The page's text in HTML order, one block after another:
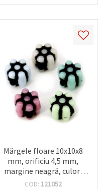
Mărgele floare 10x10x8
mm, orificiu 4,5 mm,
margine neagră, culori
MIX – 20 g (~50 buc.)
COD: 121052